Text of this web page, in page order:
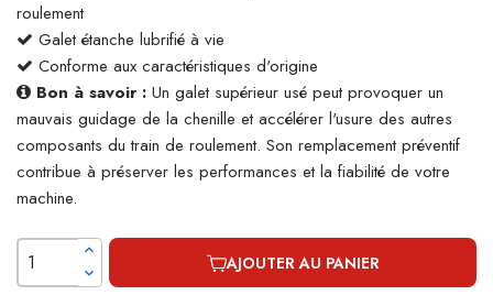
roulement
Galet étanche lubrifié à vie
Conforme aux caractéristiques d'origine
Bon à savoir : Un galet supérieur usé peut provoquer un
mauvais guidage de la chenille et accélérer l'usure des autres
composants du train de roulement. Son remplacement préventif
contribue à préserver les performances et la fiabilité de votre
machine.
AJOUTER AU PANIER